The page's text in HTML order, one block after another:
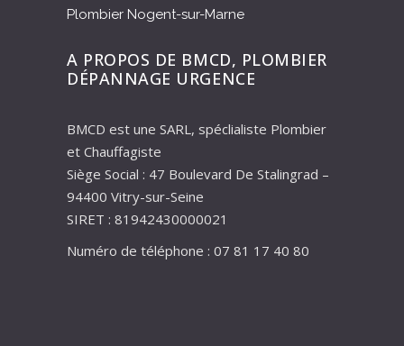
Plombier Nogent-sur-Marne
A PROPOS DE BMCD, PLOMBIER
DÉPANNAGE URGENCE
BMCD est une SARL, spéclialiste Plombier
et Chauffagiste
Siège Social : 47 Boulevard De Stalingrad –
94400 Vitry-sur-Seine
SIRET : 81942430000021
Numéro de téléphone : 07 81 17 40 80